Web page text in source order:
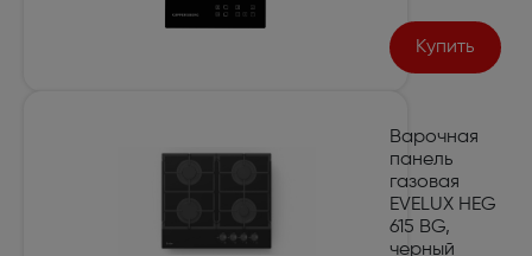
Купить
Варочная
панель
газовая
EVELUX HEG
615 BG,
черный